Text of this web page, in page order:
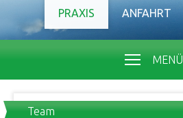
PRAXIS ANFAHRT
MENÜ
Team